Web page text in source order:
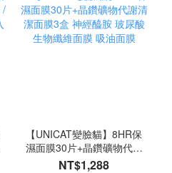
【UNICAT變臉貓】8HR保
濕面膜30片+晶鑽礦物代謝
清潔面膜3盒 神經醯胺 玻
NT$1,288